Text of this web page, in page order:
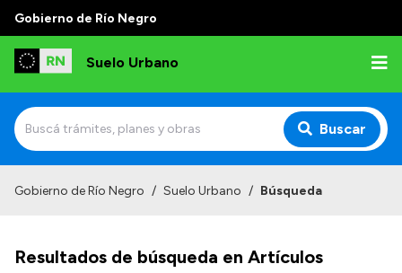
Gobierno de Río Negro
Suelo Urbano
Buscar
Gobierno de Río Negro / Suelo Urbano / Búsqueda
Resultados de búsqueda en Artículos